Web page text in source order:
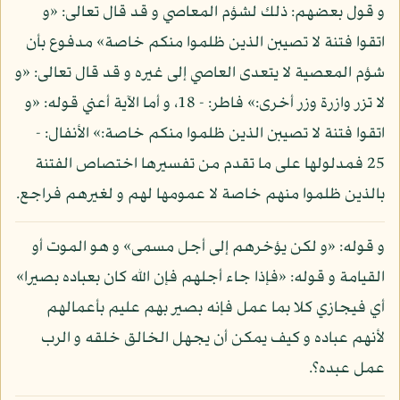
و قول بعضهم: ذلك لشؤم المعاصي و قد قال تعالى: «و
اتقوا فتنة لا تصيبن الذين ظلموا منكم خاصة» مدفوع بأن
شؤم المعصية لا يتعدى العاصي إلى غيره و قد قال تعالى: «و
لا تزر وازرة وزر أخرى:» فاطر: - 18، و أما الآية أعني قوله: «و
اتقوا فتنة لا تصيبن الذين ظلموا منكم خاصة:» الأنفال: -
25 فمدلولها على ما تقدم من تفسيرها اختصاص الفتنة
بالذين ظلموا منهم خاصة لا عمومها لهم و لغيرهم فراجع.
و قوله: «و لكن يؤخرهم إلى أجل مسمى» و هو الموت أو
القيامة و قوله: «فإذا جاء أجلهم فإن الله كان بعباده بصيرا»
أي فيجازي كلا بما عمل فإنه بصير بهم عليم بأعمالهم
لأنهم عباده و كيف يمكن أن يجهل الخالق خلقه و الرب
عمل عبده؟.